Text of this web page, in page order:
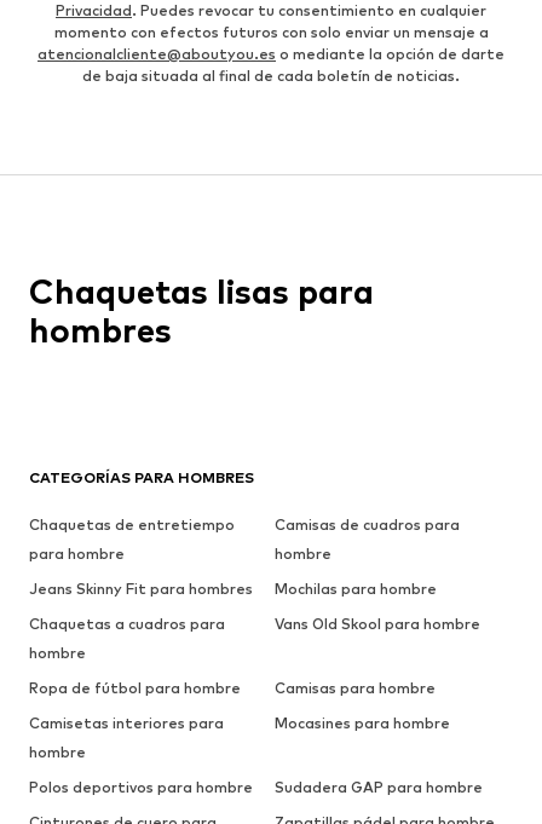
Privacidad. Puedes revocar tu consentimiento en cualquier
momento con efectos futuros con solo enviar un mensaje a
atencionalcliente@aboutyou.es o mediante la opción de darte
de baja situada al final de cada boletín de noticias.
CATEGORÍAS PARA HOMBRES
Chaquetas de entretiempo
para hombre
Camisas de cuadros para
hombre
Jeans Skinny Fit para hombres
Mochilas para hombre
Chaquetas a cuadros para
hombre
Vans Old Skool para hombre
Ropa de fútbol para hombre
Camisas para hombre
Camisetas interiores para
hombre
Mocasines para hombre
Polos deportivos para hombre
Sudadera GAP para hombre
Chaquetas lisas para
hombres